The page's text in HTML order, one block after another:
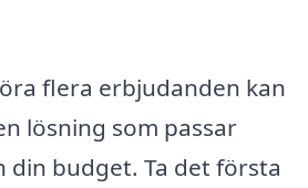
flera erbjudanden kan
lösning som passar
din budget. Ta det första